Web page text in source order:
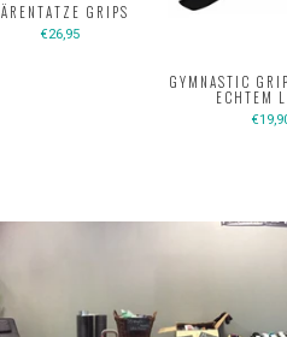
GRIPS
€26,95
GYMNASTIC
ECHTEM